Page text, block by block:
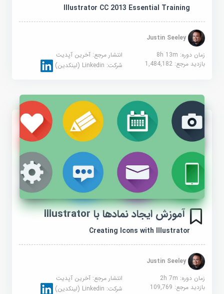
Illustrator CC 2013 Essential Training
Justin Seeley
زمان دوره: 8h 13m
انتشار مرجع:آخرین آپدیت
بازدید مرجع:1,484,182 شرکت:Linkedin (لینکدین)
آموزش ایجاد نمادها با Illustrator
Creating Icons with Illustrator
Justin Seeley
زمان دوره: 2h 7m
انتشار مرجع:آخرین آپدیت
بازدید مرجع:109,769 شرکت:Linkedin (لینکدین)